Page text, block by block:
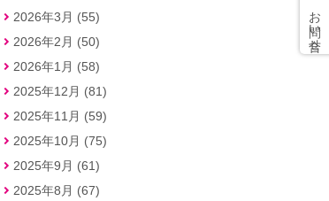
お問い合せ
2026年3月 (55)
2026年2月 (50)
2026年1月 (58)
2025年12月 (81)
2025年11月 (59)
2025年10月 (75)
2025年9月 (61)
2025年8月 (67)